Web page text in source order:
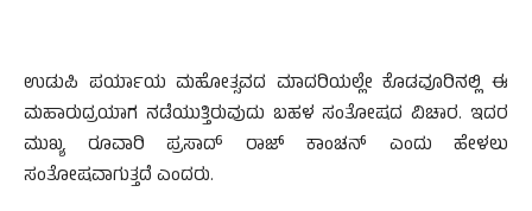
ಉಡುಪಿ ಪರ್ಯಾಯ ಮಹೋತ್ಸವದ ಮಾದರಿಯಲ್ಲೇ ಕೊಡವೂರಿನಲ್ಲಿ ಈ
ಮಹಾರುದ್ರಯಾಗ ನಡೆಯುತ್ತಿರುವುದು ಬಹಳ ಸಂತೋಷದ ವಿಚಾರ. ಇದರ
ಮುಖ್ಯ ರೂವಾರಿ ಪ್ರಸಾದ್ ರಾಜ್ ಕಾಂಚನ್ ಎಂದು ಹೇಳಲು‌
ಸಂತೋಷವಾಗುತ್ತದೆ ಎಂದರು.